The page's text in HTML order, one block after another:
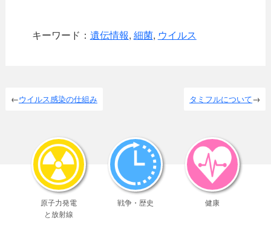
キーワード： 遺伝情報, 細菌, ウイルス
ウイルス感染の仕組み タミフルについて
原子力発電
と放射線
戦争・歴史 健康